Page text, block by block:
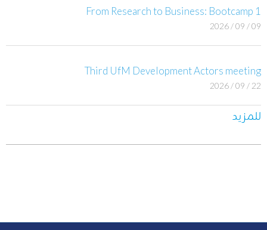
From Research to Business: Bootcamp 1
09 / 09 / 2026
Third UfM Development Actors meeting
22 / 09 / 2026
للمزيد